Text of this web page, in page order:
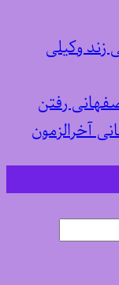
زند وکیلی
رفتن
آخرالزمون